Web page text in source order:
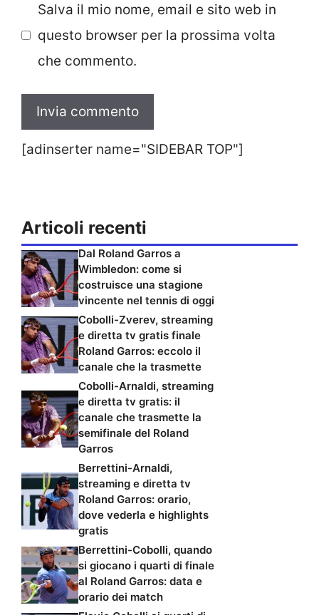
Salva il mio nome, email e sito web in
questo browser per la prossima volta
che commento.
[adinserter name="SIDEBAR TOP"]
Articoli recenti
Dal Roland Garros a
Wimbledon: come si
costruisce una stagione
vincente nel tennis di oggi
Cobolli-Zverev, streaming
e diretta tv gratis finale
Roland Garros: eccolo il
canale che la trasmette
Cobolli-Arnaldi, streaming
e diretta tv gratis: il
canale che trasmette la
semifinale del Roland
Garros
Berrettini-Arnaldi,
streaming e diretta tv
Roland Garros: orario,
dove vederla e highlights
gratis
Berrettini-Cobolli, quando
si giocano i quarti di finale
al Roland Garros: data e
orario dei match